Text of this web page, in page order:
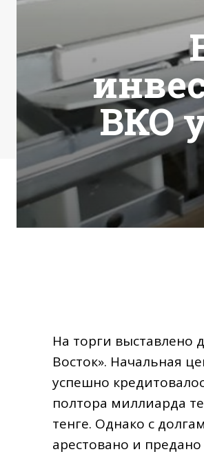
ВКО
На торги
Восток». Начальная
успешно
полтора миллиарда
тенге. Однако с
арестовано и